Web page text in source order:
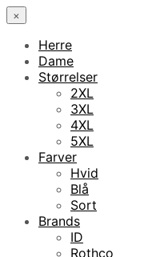
×
Herre
Dame
Størrelser
2XL
3XL
4XL
5XL
Farver
Hvid
Blå
Sort
Brands
ID
Rothco